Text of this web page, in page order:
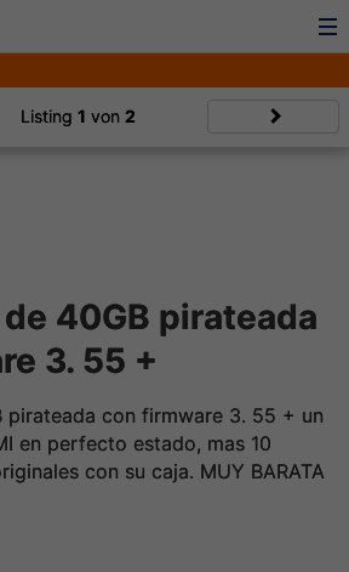
Listing 1 von 2
40GB pirateada
3. 55 +
pirateada con firmware 3. 55 + un
en perfecto estado, mas 10
con su caja. MUY BARATA